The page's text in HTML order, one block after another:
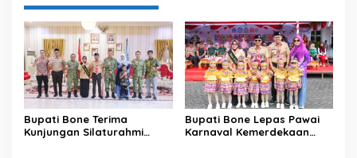
Bupati Bone Terima
Kunjungan Silaturahmi
Bupati Bone Lepas Pawai
Karnaval Kemerdekaan